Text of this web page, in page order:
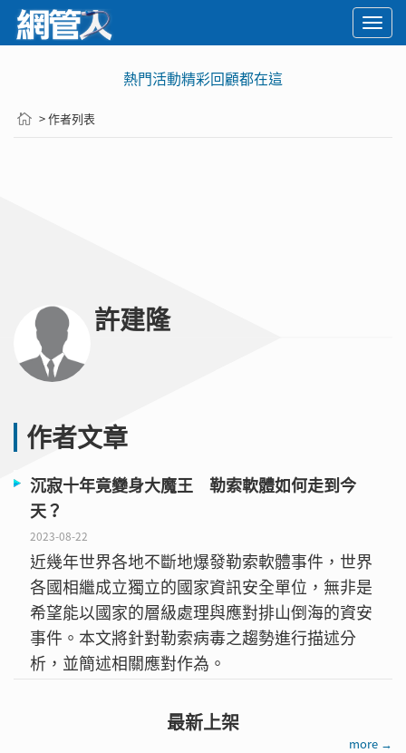
熱門活動精彩回顧都在這
> 作者列表
許建隆
作者文章
沉寂十年竟變身大魔王 勒索軟體如何走到今
天？
2023-08-22
近幾年世界各地不斷地爆發勒索軟體事件，世界
各國相繼成立獨立的國家資訊安全單位，無非是
希望能以國家的層級處理與應對排山倒海的資安
事件。本文將針對勒索病毒之趨勢進行描述分
析，並簡述相關應對作為。
最新上架
more →